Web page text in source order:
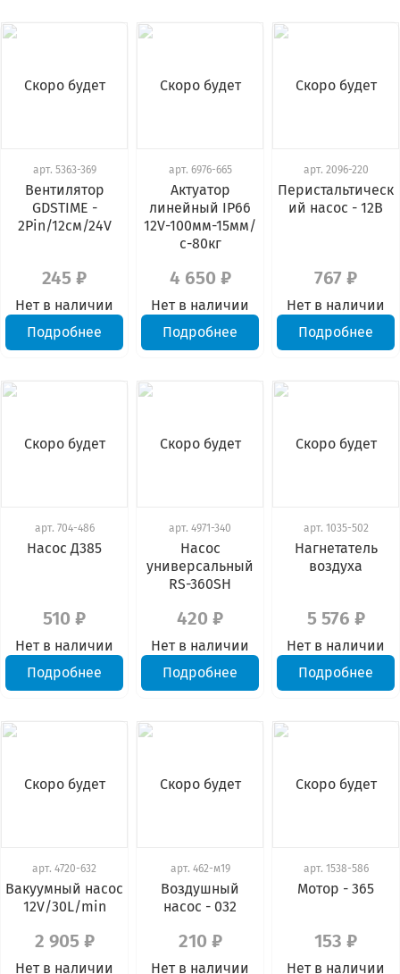
Скоро будет
арт. 5363-369
Вентилятор
GDSTIME -
2Pin/12см/24V
245 ₽
Нет в наличии
Подробнее
Скоро будет
арт. 6976-665
Актуатор
линейный IP66
12V-100мм-15мм/
с-80кг
4 650 ₽
Нет в наличии
Подробнее
Скоро будет
арт. 2096-220
Перистальтическ
ий насос - 12В
767 ₽
Нет в наличии
Подробнее
Скоро будет
арт. 704-486
Насос Д385
510 ₽
Нет в наличии
Подробнее
Скоро будет
арт. 4971-340
Насос
универсальный
RS-360SH
420 ₽
Нет в наличии
Подробнее
Скоро будет
арт. 1035-502
Нагнетатель
воздуха
5 576 ₽
Нет в наличии
Подробнее
Скоро будет
арт. 4720-632
Вакуумный насос
12V/30L/min
2 905 ₽
Нет в наличии
Скоро будет
арт. 462-м19
Воздушный
насос - 032
210 ₽
Нет в наличии
Скоро будет
арт. 1538-586
Мотор - 365
153 ₽
Нет в наличии